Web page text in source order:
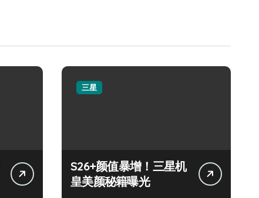
三星
S26+颜值暴增！三星机
皇美颜秘籍曝光